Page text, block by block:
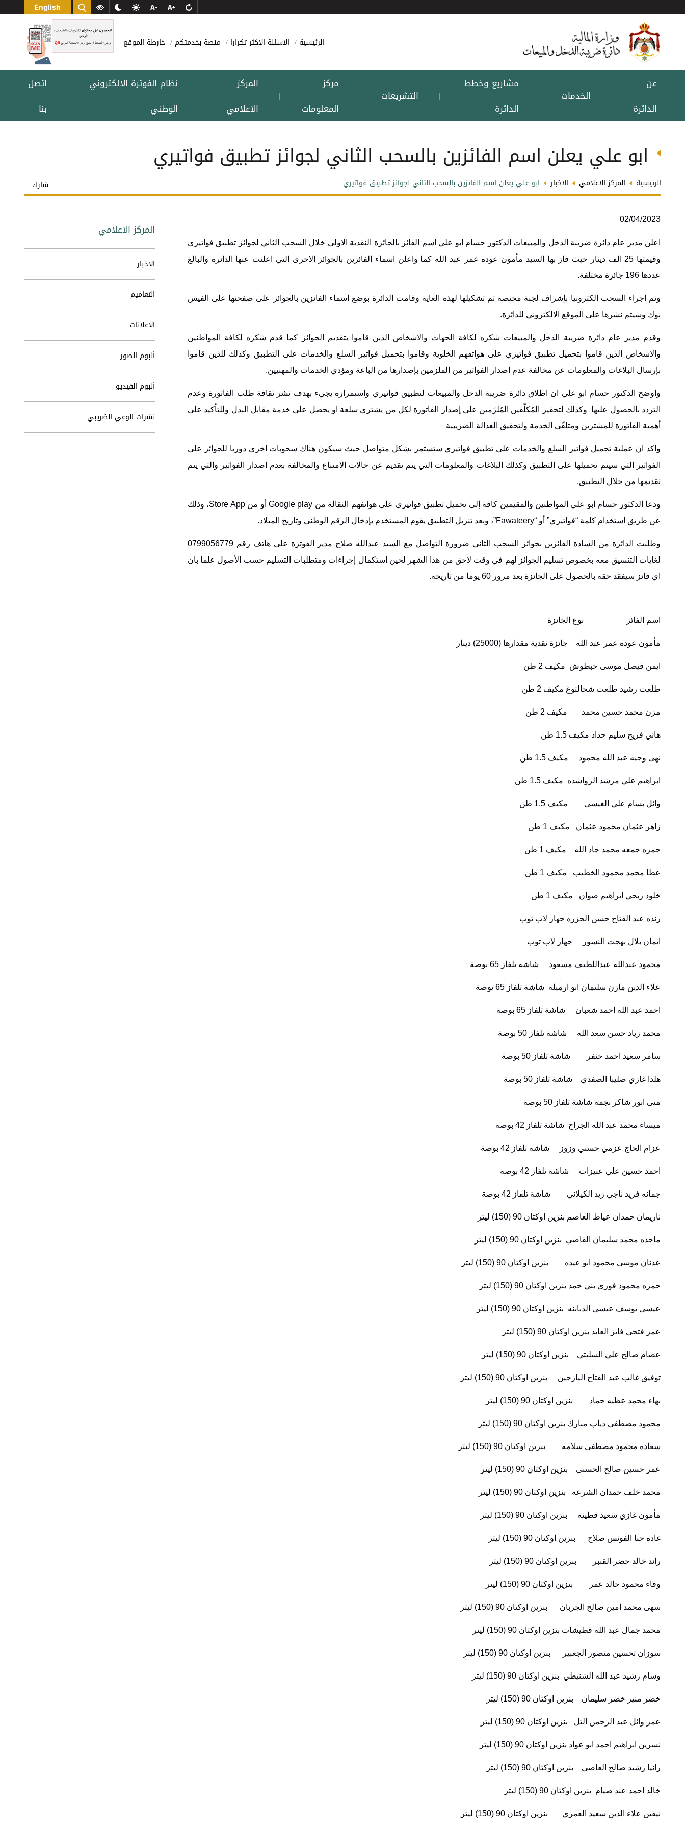
English
الرئيسية الاسئلة الاكثر تكرارا منصة بخدمتكم خارطة الموقع
عن
الدائرة
| الخدمات |
مشاريع وخطط
الدائرة
| التشريعات |
مركز
المعلومات
|
المركز
الاعلامي
|
نظام الفوترة الالكتروني
الوطني
|
اتصل
بنا
ابو علي يعلن اسم الفائزين بالسحب الثاني لجوائز تطبيق فواتيري
الرئيسية المركز الاعلامي الاخبار ابو علي يعلن اسم الفائزين بالسحب الثاني لجوائز تطبيق فواتيري شارك
02/04/2023
اعلن مدير عام دائرة ضريبة الدخل والمبيعات الدكتور حسام ابو علي اسم الفائز بالجائزة النقدية الاولى خلال السحب الثاني لجوائز تطبيق فواتيري
وقيمتها 25 الف دينار حيث فاز بها السيد مأمون عوده عمر عبد الله كما واعلن اسماء الفائزين بالجوائز الاخرى التي اعلنت عنها الدائرة والبالغ
عددها 196 جائزة مختلفة.
وتم اجراء السحب الكترونيا بإشراف لجنة مختصة تم تشكيلها لهذه الغاية وقامت الدائرة بوضع اسماء الفائزين بالجوائز على صفحتها على الفيس
بوك وسيتم نشرها على الموقع الالكتروني للدائرة.
وقدم مدير عام دائرة ضريبة الدخل والمبيعات شكره لكافة الجهات والاشخاص الذين قاموا بتقديم الجوائز كما قدم شكره لكافة المواطنين
والاشخاص الذين قاموا بتحميل تطبيق فواتيري على هواتفهم الخلوية وقاموا بتحميل فواتير السلع والخدمات على التطبيق وكذلك للذين قاموا
بإرسال البلاغات والمعلومات عن مخالفة عدم اصدار الفواتير من الملزمين بإصدارها من الباعة ومؤدي الخدمات والمهنيين.
واوضح الدكتور حسام ابو علي ان اطلاق دائرة ضريبة الدخل والمبيعات لتطبيق فواتيري واستمراره يجيء بهدف نشر ثقافة طلب الفاتورة وعدم
التردد بالحصول عليها وكذلك لتحفيز المُكلّفين المُلزَمين على إصدار الفاتورة لكل من يشتري سلعة او يحصل على خدمة مقابل البدل وللتأكيد على
أهمية الفاتورة للمشترين ومتلقّي الخدمة ولتحقيق العدالة الضريبية
واكد ان عملية تحميل فواتير السلع والخدمات على تطبيق فواتيري ستستمر بشكل متواصل حيث سيكون هناك سحوبات اخرى دوريا للجوائز على
الفواتير التي سيتم تحميلها على التطبيق وكذلك البلاغات والمعلومات التي يتم تقديم عن حالات الامتناع والمخالفة بعدم اصدار الفواتير والتي يتم
تقديمها من خلال التطبيق.
ودعا الدكتور حسام ابو علي المواطنين والمقيمين كافة إلى تحميل تطبيق فواتيري على هواتفهم النقالة من Google playأو منStore App، وذلك
عن طريق استخدام كلمة “فواتيري” أو “Fawateery”، وبعد تنزيل التطبيق يقوم المستخدم بإدخال الرقم الوطني وتاريخ الميلاد.
وطلبت الدائرة من السادة الفائزين بجوائز السحب الثاني ضرورة التواصل مع السيد عبدالله صلاح مدير الفوترة على هاتف رقم 0799056779
لغايات التنسيق معه بخصوص تسليم الجوائز لهم في وقت لاحق من هذا الشهر لحين استكمال إجراءات ومتطلبات التسليم حسب الأصول علما بان
اي فائز سيفقد حقه بالحصول على الجائزة بعد مرور 60 يوما من تاريخه.
اسم الفائز نوع الجائزة
مأمون عوده عمر عبد الله جائزة نقدية مقدارها (25000) دينار
ايمن فيصل موسى حبطوش مكيف 2 طن
طلعت رشيد طلعت شحالتوغ مكيف 2 طن
مزن محمد حسين محمد مكيف 2 طن
هاني فريح سليم حداد مكيف 1.5 طن
نهى وجيه عبد الله محمود مكيف 1.5 طن
ابراهيم علي مرشد الرواشده مكيف 1.5 طن
وائل بسام علي العيسى مكيف 1.5 طن
زاهر عثمان محمود عثمان مكيف 1 طن
حمزه جمعه محمد جاد الله مكيف 1 طن
عطا محمد محمود الخطيب مكيف 1 طن
خلود ربحي ابراهيم صوان مكيف 1 طن
رنده عبد الفتاح حسن الجزره جهاز لاب توب
ايمان بلال بهجت النسور جهاز لاب توب
محمود عبدالله عبداللطيف مسعود شاشة تلفاز 65 بوصة
علاء الدين مازن سليمان ابو ارميله شاشة تلفاز 65 بوصة
احمد عبد الله احمد شعبان شاشة تلفاز 65 بوصة
محمد زياد حسن سعد الله شاشة تلفاز 50 بوصة
سامر سعيد احمد خنفر شاشة تلفاز 50 بوصة
هلدا غازي صليبا الصفدي شاشة تلفاز 50 بوصة
منى انور شاكر نجمه شاشة تلفاز 50 بوصة
ميساء محمد عبد الله الجراح شاشة تلفاز 42 بوصة
عزام الحاج عزمي حسني وزوز شاشة تلفاز 42 بوصة
احمد حسين علي عنيزات شاشة تلفاز 42 بوصة
جمانه فريد ناجي زيد الكيلاني شاشة تلفاز 42 بوصة
ناريمان حمدان عياط العاصم بنزين اوكتان 90 (150) ليتر
ماجده محمد سليمان القاضي بنزين اوكتان 90 (150) ليتر
عدنان موسى محمود ابو عيده بنزين اوكتان 90 (150) ليتر
حمزه محمود فوزى بني حمد بنزين اوكتان 90 (150) ليتر
عيسى يوسف عيسى الدبابنه بنزين اوكتان 90 (150) ليتر
عمر فتحي فايز العايد بنزين اوكتان 90 (150) ليتر
عصام صالح علي السليتي بنزين اوكتان 90 (150) ليتر
توفيق غالب عبد الفتاح اليازجين بنزين اوكتان 90 (150) ليتر
بهاء محمد عطيه حماد بنزين اوكتان 90 (150) ليتر
محمود مصطفى دياب مبارك بنزين اوكتان 90 (150) ليتر
سعاده محمود مصطفى سلامه بنزين اوكتان 90 (150) ليتر
عمر حسين صالح الحسني بنزين اوكتان 90 (150) ليتر
محمد خلف حمدان الشرعه بنزين اوكتان 90 (150) ليتر
مأمون غازي سعيد قطينه بنزين اوكتان 90 (150) ليتر
غاده حنا الفونس صلاح بنزين اوكتان 90 (150) ليتر
رائد خالد خضر القنبر بنزين اوكتان 90 (150) ليتر
وفاء محمود خالد عمر بنزين اوكتان 90 (150) ليتر
سهى محمد امين صالح الجربان بنزين اوكتان 90 (150) ليتر
محمد جمال عبد الله قطيشات بنزين اوكتان 90 (150) ليتر
سوزان تحسين منصور الجغبير بنزين اوكتان 90 (150) ليتر
وسام رشيد عبد الله الشنيطي بنزين اوكتان 90 (150) ليتر
خضر منير خضر سليمان بنزين اوكتان 90 (150) ليتر
عمر وائل عبد الرحمن التل بنزين اوكتان 90 (150) ليتر
نسرين ابراهيم احمد ابو عواد بنزين اوكتان 90 (150) ليتر
رانيا رشيد صالح العاصي بنزين اوكتان 90 (150) ليتر
خالد احمد عبد صيام بنزين اوكتان 90 (150) ليتر
نيفين علاء الدين سعيد العمري بنزين اوكتان 90 (150) ليتر
المركز الاعلامي
الاخبار
التعاميم
الاعلانات
ألبوم الصور
ألبوم الفيديو
نشرات الوعي الضريبي